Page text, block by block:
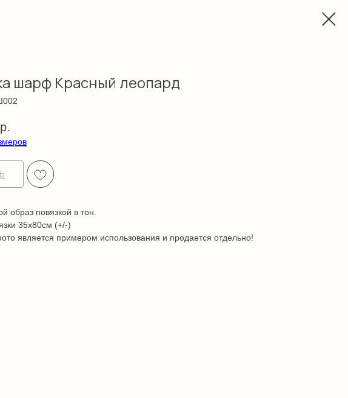
шарф Красный леопард
р.
образ повязкой в тон.
35х80см (+/-)
является примером использования и продается отдельно!